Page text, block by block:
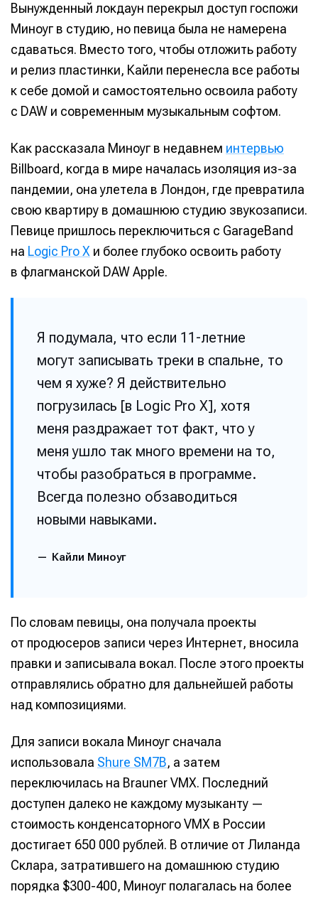
Вынужденный локдаун перекрыл доступ госпожи
Миноуг в студию, но певица была не намерена
сдаваться. Вместо того, чтобы отложить работу
и релиз пластинки, Кайли перенесла все работы
к себе домой и самостоятельно освоила работу
с DAW и современным музыкальным софтом.
Как рассказала Миноуг в недавнем интервью
Billboard, когда в мире началась изоляция из-за
пандемии, она улетела в Лондон, где превратила
свою квартиру в домашнюю студию звукозаписи.
Певице пришлось переключиться с GarageBand
на Logic Pro X и более глубоко освоить работу
в флагманской DAW Apple.
Я подумала, что если 11-летние
могут записывать треки в спальне, то
чем я хуже? Я действительно
погрузилась [в Logic Pro X], хотя
меня раздражает тот факт, что у
меня ушло так много времени на то,
чтобы разобраться в программе.
Всегда полезно обзаводиться
новыми навыками.
Кайли Миноуг
По словам певицы, она получала проекты
от продюсеров записи через Интернет, вносила
правки и записывала вокал. После этого проекты
отправлялись обратно для дальнейшей работы
над композициями.
Для записи вокала Миноуг cначала
использовала Shure SM7B, а затем
переключилась на Brauner VMX. Последний
доступен далеко не каждому музыканту —
стоимость конденсаторного VMX в России
достигает 650 000 рублей. В отличие от Лиланда
Склара, затратившего на домашнюю студию
порядка $300-400, Миноуг полагалась на более